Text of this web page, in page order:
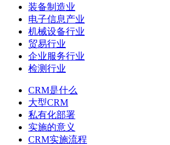
装备制造业
电子信息产业
机械设备行业
贸易行业
企业服务行业
检测行业
CRM是什么
大型CRM
私有化部署
实施的意义
CRM实施流程